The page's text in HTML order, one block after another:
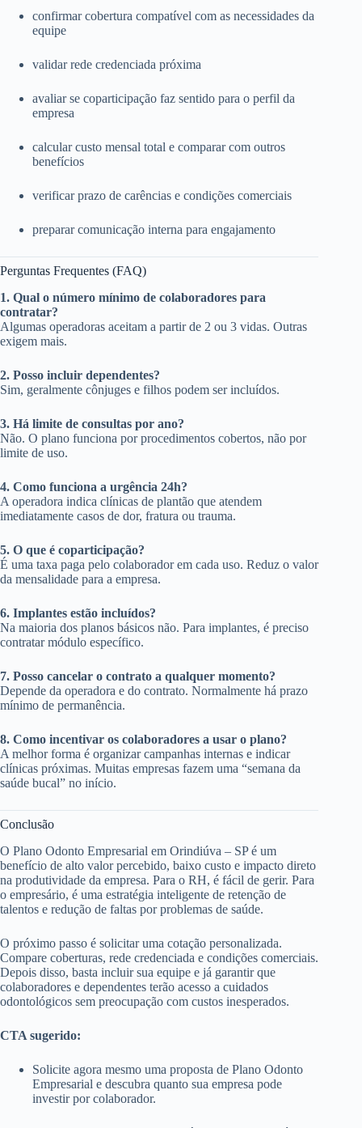
confirmar cobertura compatível com as necessidades da
equipe
validar rede credenciada próxima
avaliar se coparticipação faz sentido para o perfil da
empresa
calcular custo mensal total e comparar com outros
benefícios
verificar prazo de carências e condições comerciais
preparar comunicação interna para engajamento
Perguntas Frequentes (FAQ)
1. Qual o número mínimo de colaboradores para
contratar?
Algumas operadoras aceitam a partir de 2 ou 3 vidas. Outras
exigem mais.
2. Posso incluir dependentes?
Sim, geralmente cônjuges e filhos podem ser incluídos.
3. Há limite de consultas por ano?
Não. O plano funciona por procedimentos cobertos, não por
limite de uso.
4. Como funciona a urgência 24h?
A operadora indica clínicas de plantão que atendem
imediatamente casos de dor, fratura ou trauma.
5. O que é coparticipação?
É uma taxa paga pelo colaborador em cada uso. Reduz o valor
da mensalidade para a empresa.
6. Implantes estão incluídos?
Na maioria dos planos básicos não. Para implantes, é preciso
contratar módulo específico.
7. Posso cancelar o contrato a qualquer momento?
Depende da operadora e do contrato. Normalmente há prazo
mínimo de permanência.
8. Como incentivar os colaboradores a usar o plano?
A melhor forma é organizar campanhas internas e indicar
clínicas próximas. Muitas empresas fazem uma “semana da
saúde bucal” no início.
Conclusão
O Plano Odonto Empresarial em Orindiúva – SP é um
benefício de alto valor percebido, baixo custo e impacto direto
na produtividade da empresa. Para o RH, é fácil de gerir. Para
o empresário, é uma estratégia inteligente de retenção de
talentos e redução de faltas por problemas de saúde.
O próximo passo é solicitar uma cotação personalizada.
Compare coberturas, rede credenciada e condições comerciais.
Depois disso, basta incluir sua equipe e já garantir que
colaboradores e dependentes terão acesso a cuidados
odontológicos sem preocupação com custos inesperados.
CTA sugerido:
Solicite agora mesmo uma proposta de Plano Odonto
Empresarial e descubra quanto sua empresa pode
investir por colaborador.